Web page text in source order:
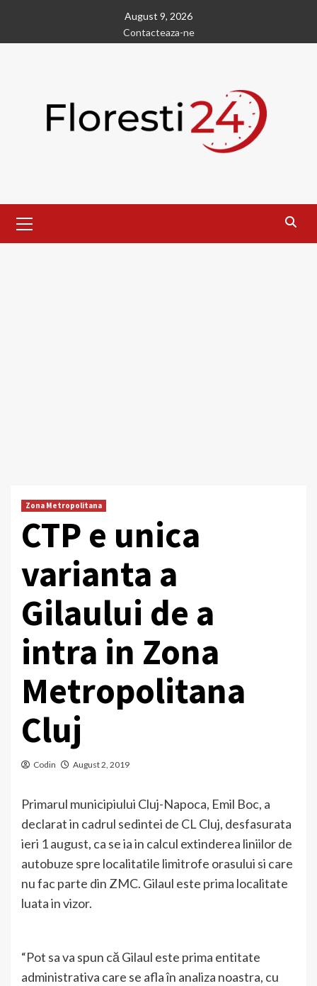
content
August 9, 2026
Contacteaza-ne
Menu
Zona Metropolitana
CTP e unica
varianta a
Gilaului de a
intra in Zona
Metropolitana
Cluj
Codin August 2, 2019
Primarul municipiului Cluj-Napoca, Emil Boc, a
declarat in cadrul sedintei de CL Cluj, desfasurata
ieri 1 august, ca se ia in calcul extinderea liniilor de
autobuze spre localitatile limitrofe orasului si care
nu fac parte din ZMC. Gilaul este prima localitate
luata in vizor.
“Pot sa va spun că Gilaul este prima entitate
administrativa care se afla în analiza noastra, cu